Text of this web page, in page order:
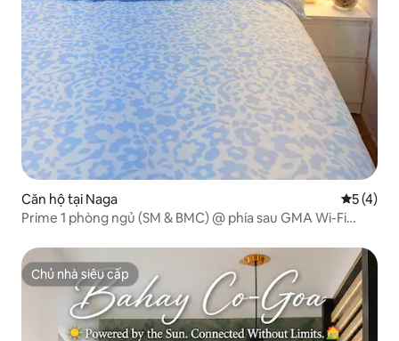
Căn hộ tại Naga Xếp5 (4)
Prime 1 phòng ngủ (SM & BMC) @ phía sau GMA Wi-Fi
Chủ nhà siêu cấp
Chủ nhà siêu cấp